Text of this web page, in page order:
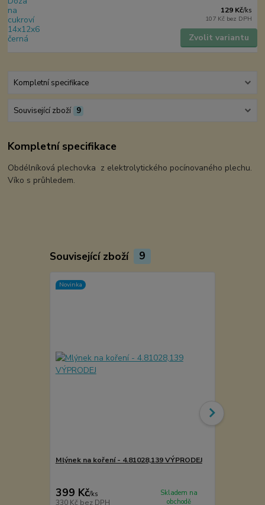
129 Kč/ks
107 Kč bez DPH
Zvolit variantu
Kompletní specifikace
Související zboží 9
Kompletní specifikace
Obdélníková plechovka z elektrolytického pocínovaného plechu.
Víko s průhledem.
Související zboží 9
Novinka
Mlýnek na koření - 4.81028,139 VÝPRODEJ
399 Kč/ks
330 Kč bez DPH
Skladem na
obchodě